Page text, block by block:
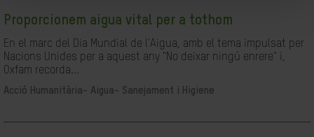
Proporcionem aigua vital per a tothom
En el marc del Dia Mundial de l'Aigua, amb el tema impulsat per
Nacions Unides per a aquest any "No deixar ningú enrere" i,
Oxfam recorda...
Acció Humanitària- Aigua- Sanejament i Higiene